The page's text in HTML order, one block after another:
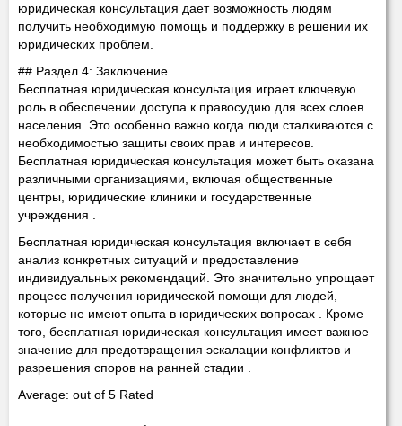
юридическая консультация дает возможность людям
получить необходимую помощь и поддержку в решении их
юридических проблем.
## Раздел 4: Заключение
Бесплатная юридическая консультация играет ключевую
роль в обеспечении доступа к правосудию для всех слоев
населения. Это особенно важно когда люди сталкиваются с
необходимостью защиты своих прав и интересов.
Бесплатная юридическая консультация может быть оказана
различными организациями, включая общественные
центры, юридические клиники и государственные
учреждения .
Бесплатная юридическая консультация включает в себя
анализ конкретных ситуаций и предоставление
индивидуальных рекомендаций. Это значительно упрощает
процесс получения юридической помощи для людей,
которые не имеют опыта в юридических вопросах . Кроме
того, бесплатная юридическая консультация имеет важное
значение для предотвращения эскалации конфликтов и
разрешения споров на ранней стадии .
Average: out of 5 Rated